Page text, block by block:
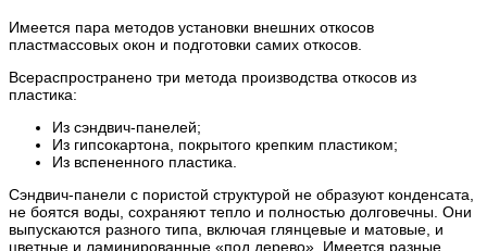
Имеется пара методов установки внешних откосов
пластмассовых окон и подготовки самих откосов.
Всераспространено три метода производства откосов из
пластика:
Из сэндвич-панелей;
Из гипсокартона, покрытого крепким пластиком;
Из вспененного пластика.
Сэндвич-панели с пористой структурой не образуют конденсата,
не боятся воды, сохраняют тепло и полностью долговечны. Они
выпускаются разного типа, включая глянцевые и матовые, и
цветные и ламинированные «под дерево». Имеется разные